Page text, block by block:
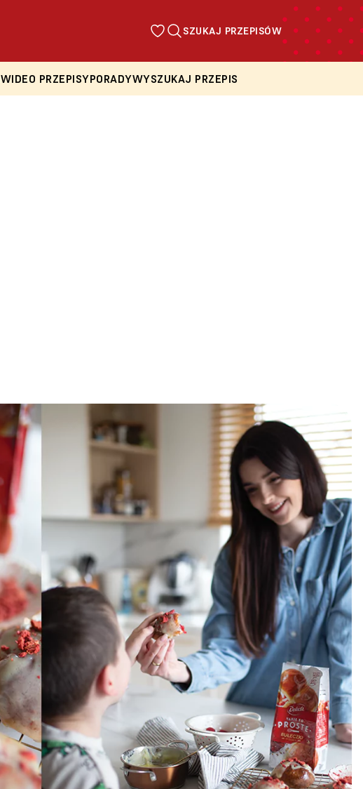
SZUKAJ PRZEPISÓW
WIDEO PRZEPISYPORADYWYSZUKAJ PRZEPIS